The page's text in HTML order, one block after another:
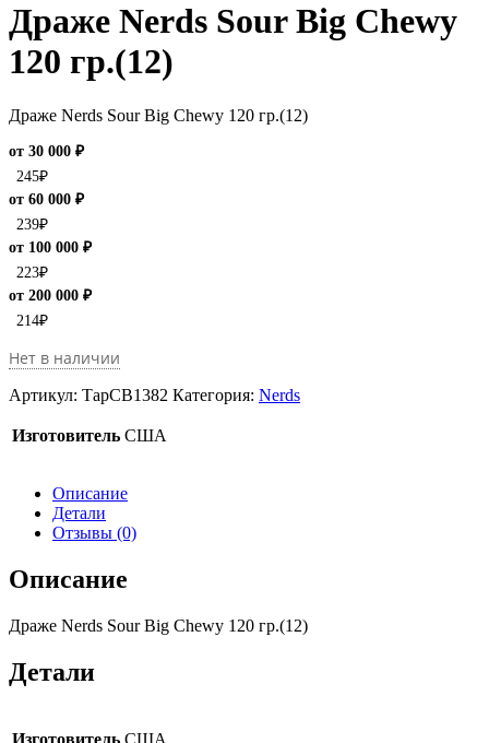
Драже Nerds Sour Big Chewy
120 гр.(12)
Драже Nerds Sour Big Chewy 120 гр.(12)
от 30 000 ₽
245₽
от 60 000 ₽
239₽
от 100 000 ₽
223₽
от 200 000 ₽
214₽
Нет в наличии
Артикул: ТарCB1382 Категория: Nerds
Изготовитель США
Описание
Детали
Отзывы (0)
Описание
Драже Nerds Sour Big Chewy 120 гр.(12)
Детали
Изготовитель США